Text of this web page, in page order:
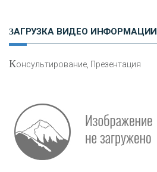
ЗАГРУЗКА ВИДЕО ИНФОРМАЦИИ
Консультирование, Презентация